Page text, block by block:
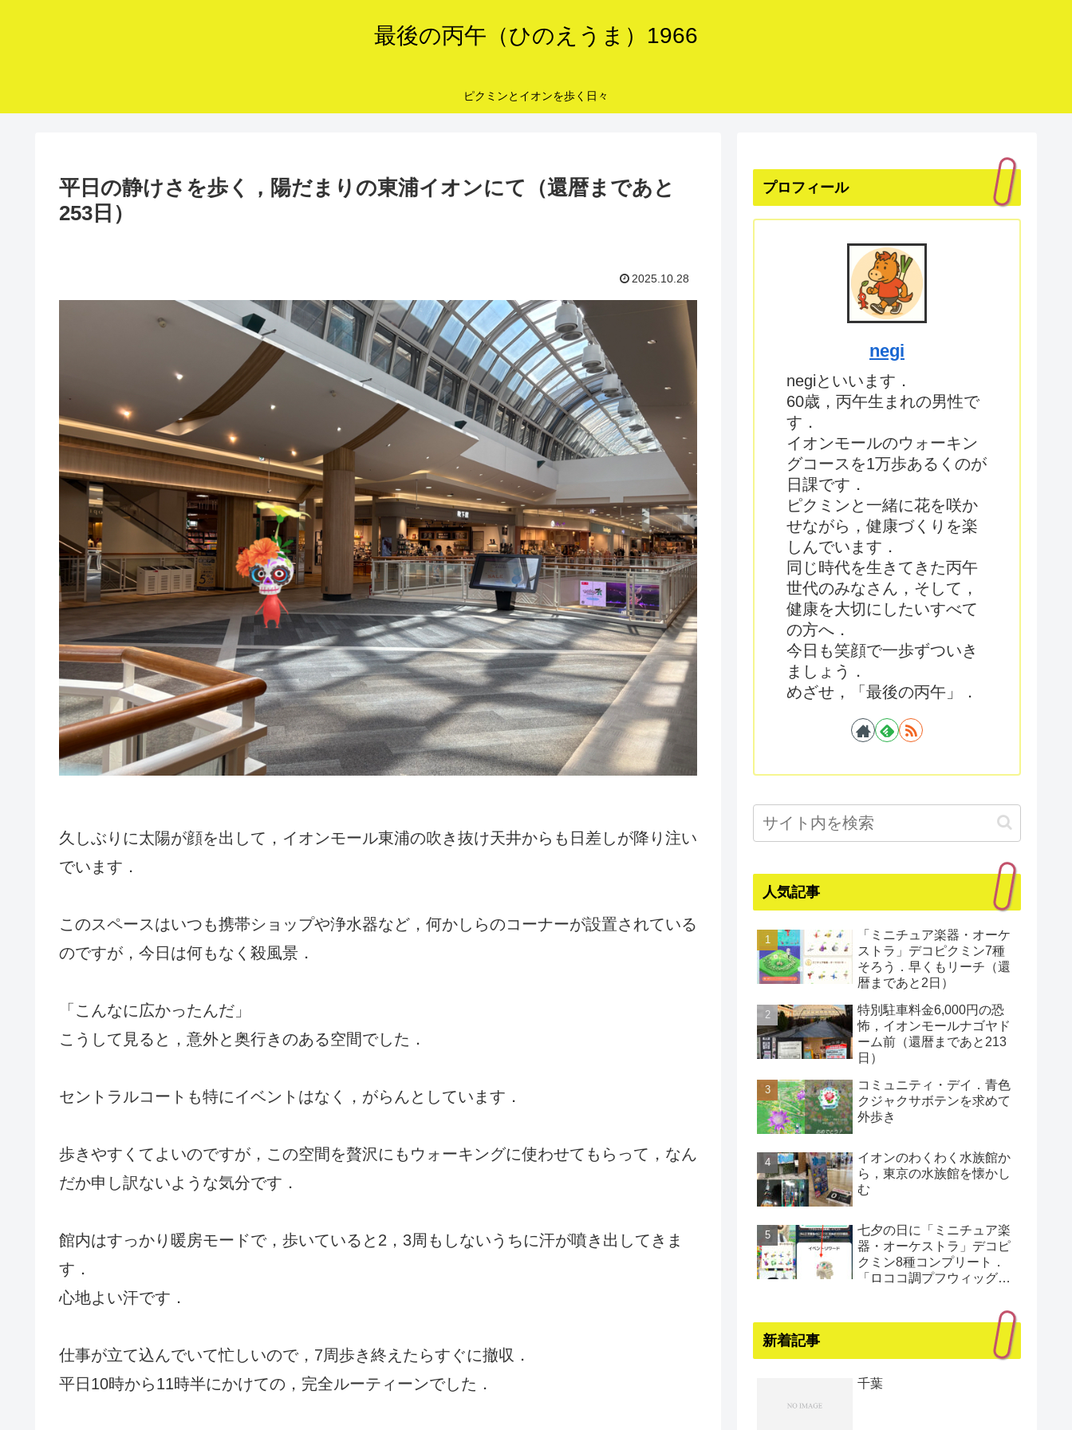
最後の丙午（ひのえうま）1966
ピクミンとイオンを歩く日々
平日の静けさを歩く，陽だまりの東浦イオンにて（還暦まであと
253日）
2025.10.28
久しぶりに太陽が顔を出して，イオンモール東浦の吹き抜け天井からも日差しが降り注い
でいます．
このスペースはいつも携帯ショップや浄水器など，何かしらのコーナーが設置されている
のですが，今日は何もなく殺風景．
「こんなに広かったんだ」
こうして見ると，意外と奥行きのある空間でした．
セントラルコートも特にイベントはなく，がらんとしています．
歩きやすくてよいのですが，この空間を贅沢にもウォーキングに使わせてもらって，なん
だか申し訳ないような気分です．
館内はすっかり暖房モードで，歩いていると2，3周もしないうちに汗が噴き出してきま
す．
心地よい汗です．
仕事が立て込んでいて忙しいので，7周歩き終えたらすぐに撤収．
平日10時から11時半にかけての，完全ルーティーンでした．
プロフィール
negi
negiといいます．
60歳，丙午生まれの男性で
す．
イオンモールのウォーキン
グコースを1万歩あるくのが
日課です．
ピクミンと一緒に花を咲か
せながら，健康づくりを楽
しんでいます．
同じ時代を生きてきた丙午
世代のみなさん，そして，
健康を大切にしたいすべて
の方へ．
今日も笑顔で一歩ずついき
ましょう．
めざせ，「最後の丙午」．
人気記事
「ミニチュア楽器・オーケ
ストラ」デコピクミン7種
そろう．早くもリーチ（還
暦まであと2日）
特別駐車料金6,000円の恐
怖，イオンモールナゴヤド
ーム前（還暦まであと213
日）
コミュニティ・デイ．青色
クジャクサボテンを求めて
外歩き
イオンのわくわく水族館か
ら，東京の水族館を懐かし
む
七夕の日に「ミニチュア楽
器・オーケストラ」デコピ
クミン8種コンプリート．
「ロココ調プフウィッグ・
新着記事
千葉